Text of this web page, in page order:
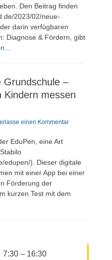
Den Beitrag finden
2023/02/neue-
darin verfügbaren
Diagnose & Fördern, gibt
Grundschule –
Kindern messen
einen Kommentar
EduPen, eine Art
edupen/). Dieser digitale
mit einer App bei einer
Förderung der
kurzen Test mit dem
7:30 – 16:30